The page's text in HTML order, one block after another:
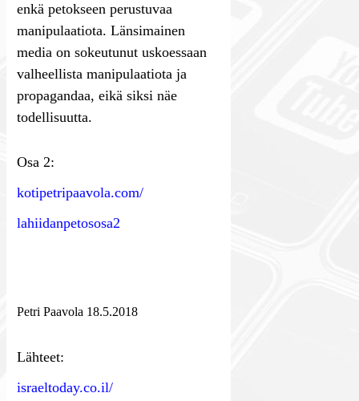
enkä petokseen perustuvaa
manipulaatiota. Länsimainen
media on sokeutunut uskoessaan
valheellista manipulaatiota ja
propagandaa, eikä siksi näe
todellisuutta.
Osa 2:
kotipetripaavola.com/
lahiidanpetososa2
Petri Paavola 18.5.2018
Lähteet:
israeltoday.co.il/